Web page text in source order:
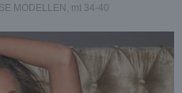
MODELLEN, mt 34-40